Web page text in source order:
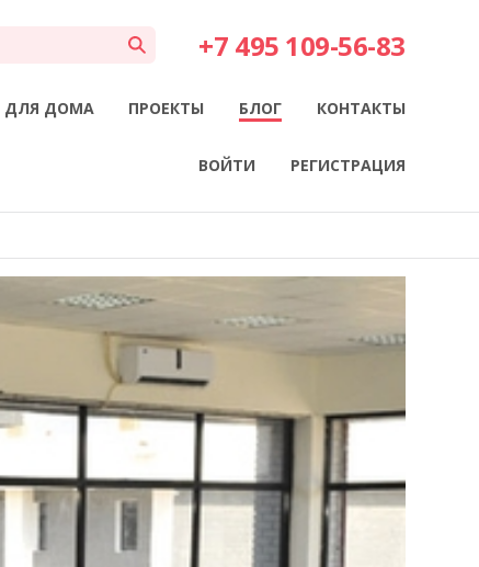
+7 495 109-56-83
ДЛЯ ДОМА ПРОЕКТЫ БЛОГ КОНТАКТЫ
ВОЙТИ РЕГИСТРАЦИЯ